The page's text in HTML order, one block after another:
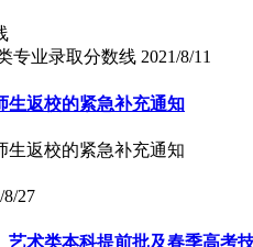
专业录取分数线 2021/8/11
生返校的紧急补充通知
生返校的紧急补充通知
8/27
艺术类本科提前批及春季高考